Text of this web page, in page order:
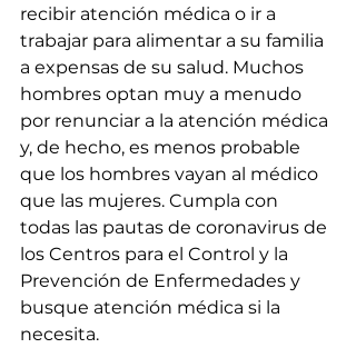
recibir atención médica o ir a
trabajar para alimentar a su familia
a expensas de su salud. Muchos
hombres optan muy a menudo
por renunciar a la atención médica
y, de hecho, es menos probable
que los hombres vayan al médico
que las mujeres. Cumpla con
todas las pautas de coronavirus de
los Centros para el Control y la
Prevención de Enfermedades y
busque atención médica si la
necesita.